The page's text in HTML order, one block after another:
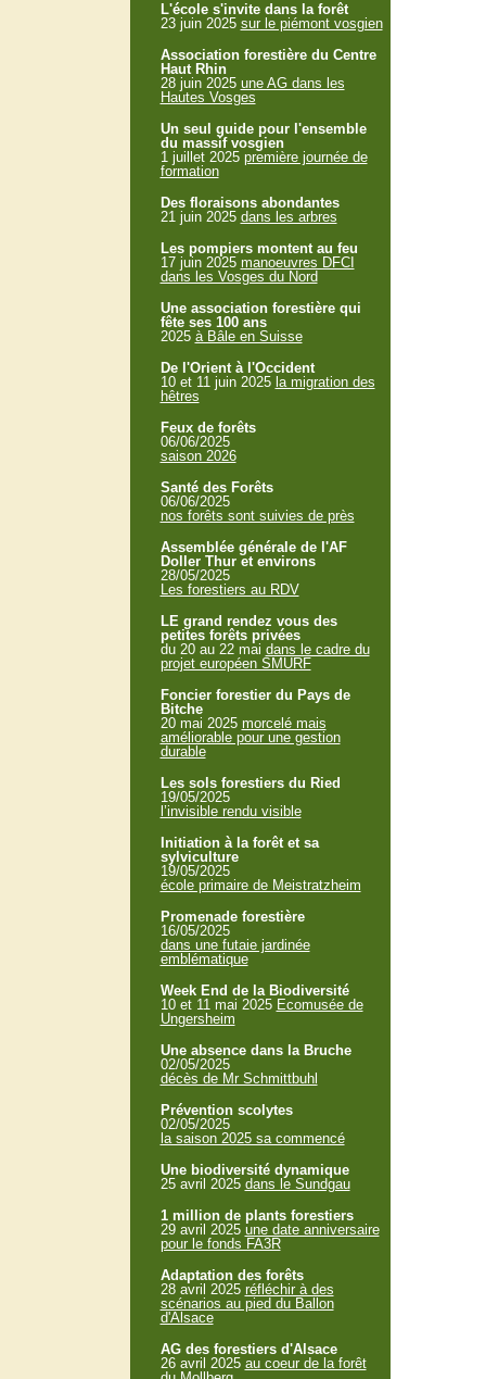
L'école s'invite dans la forêt
23 juin 2025 sur le piémont vosgien
Association forestière du Centre
Haut Rhin
28 juin 2025 une AG dans les
Hautes Vosges
Un seul guide pour l'ensemble
du massif vosgien
1 juillet 2025 première journée de
formation
Des floraisons abondantes
21 juin 2025 dans les arbres
Les pompiers montent au feu
17 juin 2025 manoeuvres DFCI
dans les Vosges du Nord
Une association forestière qui
fête ses 100 ans
2025 à Bâle en Suisse
De l'Orient à l'Occident
10 et 11 juin 2025 la migration des
hêtres
Feux de forêts
06/06/2025
saison 2026
Santé des Forêts
06/06/2025
nos forêts sont suivies de près
Assemblée générale de l'AF
Doller Thur et environs
28/05/2025
Les forestiers au RDV
LE grand rendez vous des
petites forêts privées
du 20 au 22 mai dans le cadre du
projet européen SMURF
Foncier forestier du Pays de
Bitche
20 mai 2025 morcelé mais
améliorable pour une gestion
durable
Les sols forestiers du Ried
19/05/2025
l’invisible rendu visible
Initiation à la forêt et sa
sylviculture
19/05/2025
école primaire de Meistratzheim
Promenade forestière
16/05/2025
dans une futaie jardinée
emblématique
Week End de la Biodiversité
10 et 11 mai 2025 Ecomusée de
Ungersheim
Une absence dans la Bruche
02/05/2025
décès de Mr Schmittbuhl
Prévention scolytes
02/05/2025
la saison 2025 sa commencé
Une biodiversité dynamique
25 avril 2025 dans le Sundgau
1 million de plants forestiers
29 avril 2025 une date anniversaire
pour le fonds FA3R
Adaptation des forêts
28 avril 2025 réfléchir à des
scénarios au pied du Ballon
d'Alsace
AG des forestiers d'Alsace
26 avril 2025 au coeur de la forêt